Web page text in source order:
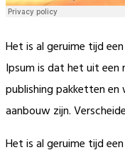
Het is al geruime tijd
Ipsum is dat het uit
publishing pakketten
aanbouw zijn.
Het is al geruime tijd